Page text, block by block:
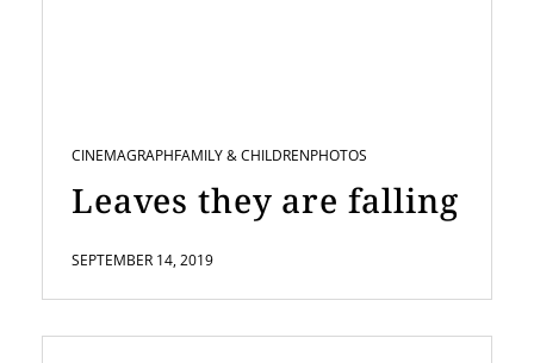
CINEMAGRAPHFAMILY & CHILDRENPHOTOS
Leaves they are falling
SEPTEMBER 14, 2019